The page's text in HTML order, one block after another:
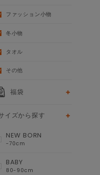
ファッション小物
冬小物
タオル
その他
福袋
イズから探す
NEW BORN
-70cm
BABY
80-90cm